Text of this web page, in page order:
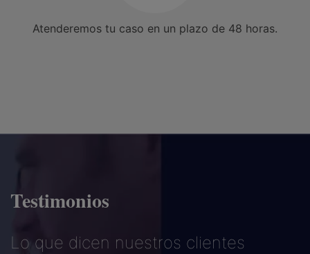
Atenderemos tu caso en un plazo de 48 horas.
Testimonios
Lo que dicen nuestros clientes